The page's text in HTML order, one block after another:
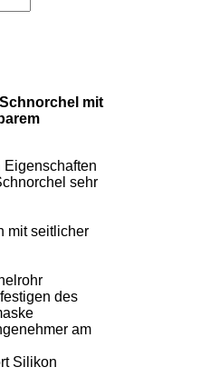
mit
Eigenschaften
sehr
mit seitlicher
des
am
Silikon